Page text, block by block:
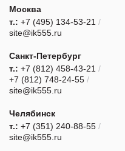
Москва
т.: +7 (495) 134-53-21 /
site@ik555.ru
Санкт-Петербург
т.: +7 (812) 458-43-21 /
+7 (812) 748-24-55 /
site@ik555.ru
Челябинск
т.: +7 (351) 240-88-55 /
site@ik555.ru